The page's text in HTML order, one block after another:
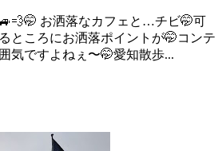
お洒落なカフェと…チビ🤭可
ところにお洒落ポイントが🤭コンテ
気ですよねぇ〜🤭愛知散歩...